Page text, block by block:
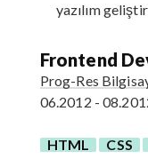
yazılım
Frontend
Prog-Res
06.2012 -
HTML CSS